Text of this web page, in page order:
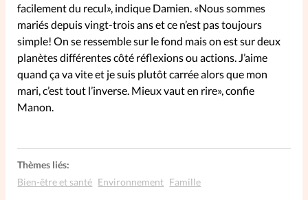
Faire un don
La Boutique
La Pause SpirituElles - toutes les
éditions
À propos
facilement du recul», indique Damien. «Nous sommes
mariés depuis vingt-trois ans et ce n’est pas toujours
simple! On se ressemble sur le fond mais on est sur deux
planètes différentes côté réflexions ou actions. J’aime
quand ça va vite et je suis plutôt carrée alors que mon
mari, c’est tout l’inverse. Mieux vaut en rire», confie
Manon.
Thèmes liés:
Bien-être et santé Environnement Famille